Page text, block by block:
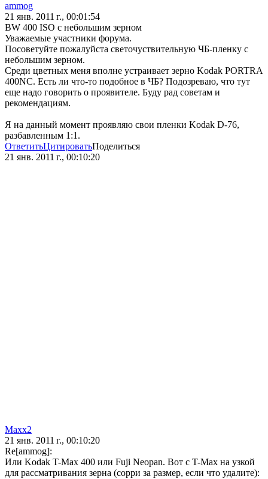
ammog
21 янв. 2011 г., 00:01:54
BW 400 ISO с небольшим зерном
Уважаемые участники форума.
Посоветуйте пожалуйста светочуствительную ЧБ-пленку с
небольшим зерном.
Среди цветных меня вполне устраивает зерно Kodak PORTRA
400NC. Есть ли что-то подобное в ЧБ? Подозреваю, что тут
еще надо говорить о проявителе. Буду рад советам и
рекомендациям.
Я на данный момент проявляю свои пленки Kodak D-76,
разбавленным 1:1.
ОтветитьЦитироватьПоделиться
21 янв. 2011 г., 00:10:20
Maxx2
21 янв. 2011 г., 00:10:20
Re[ammog]:
Или Kodak T-Max 400 или Fuji Neopan. Вот с T-Max на узкой
для рассматривания зерна (сорри за размер, если что удалите):